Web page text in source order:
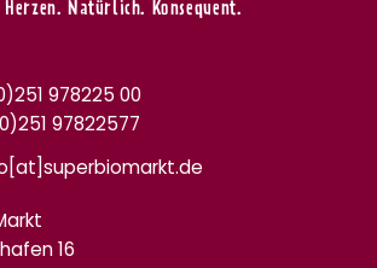
Herzen. Natürlich. Konsequent.
978225 00
251 97822577
16